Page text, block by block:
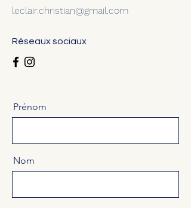
leclair.christian@gmail.com
Réseaux sociaux
Prénom
Nom